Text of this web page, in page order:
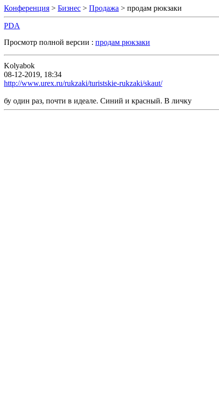
Конференция > Бизнес > Продажа > продам рюкзаки
PDA
Просмотр полной версии : продам рюкзаки
Kolyabok
08-12-2019, 18:34
http://www.urex.ru/rukzaki/turistskie-rukzaki/skaut/
бу один раз, почти в идеале. Синий и красный. В личку